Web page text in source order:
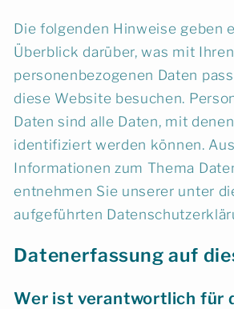
Die folgenden Hinweise geben
Überblick darüber, was mit Ihren
personenbezogenen Daten
diese Website besuchen.
Daten sind alle Daten, mit
identifiziert werden können.
Informationen zum Thema
entnehmen Sie unserer unter
aufgeführten
Datenerfassung auf
Wer ist verantwortlich für